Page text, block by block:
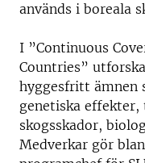
används i boreala
I ”Continuous
Countries”
hyggesfritt ämnen
genetiska
skogsskador,
Medverkar gör